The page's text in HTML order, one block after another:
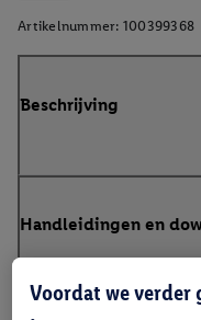
Artikelnummer: 100399368
Beschrijving
Handleidingen en
Voordat we verder